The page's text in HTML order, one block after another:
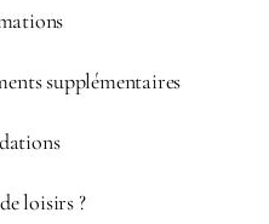
supplémentaires
loisirs ?